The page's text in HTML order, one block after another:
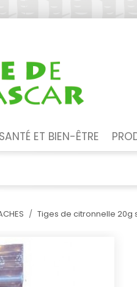
SANTÉ ET BIEN-ÊTRE
Tiges de citronnelle